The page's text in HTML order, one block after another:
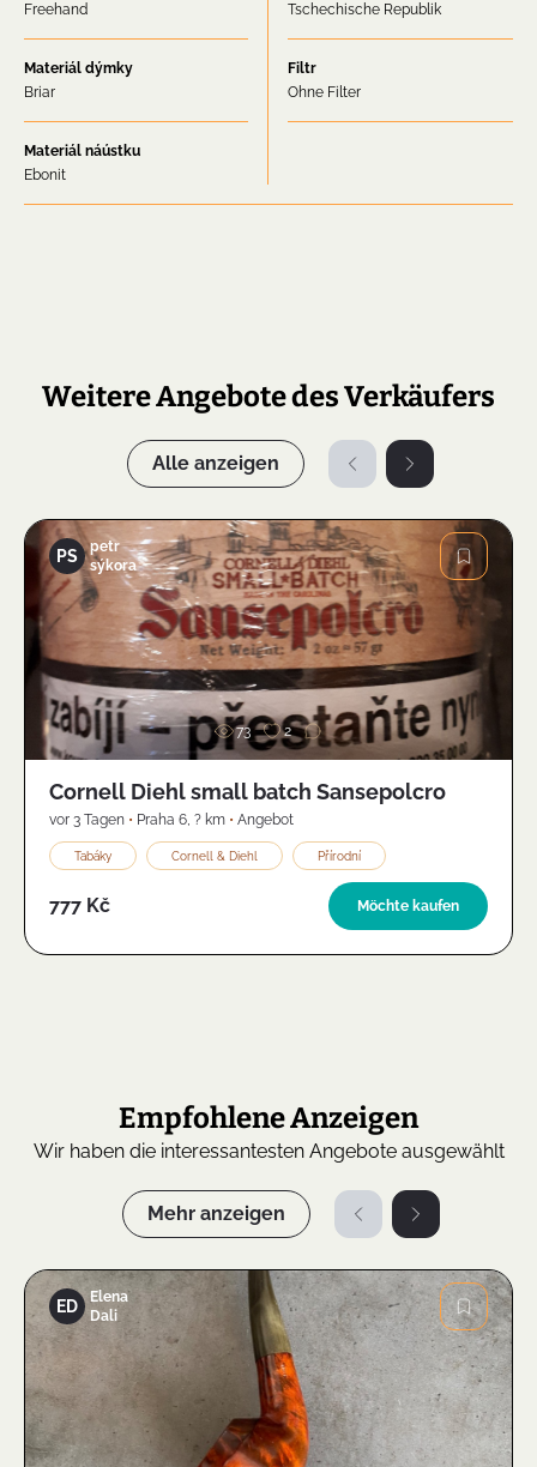
Freehand
Tschechische Republik
Materiál dýmky
Briar
Filtr
Ohne Filter
Materiál náústku
Ebonit
Weitere Angebote des Verkäufers
Alle anzeigen
Bild
PS
petr
sýkora
73 2
Cornell Diehl small batch Sansepolcro
vor 3 Tagen • Praha 6, ? km • Angebot
Tabáky Cornell & Diehl Přírodní
777 Kč Möchte kaufen
Empfohlene Anzeigen
Wir haben die interessantesten Angebote ausgewählt
Mehr anzeigen
Bild
ED
Elena
Dali